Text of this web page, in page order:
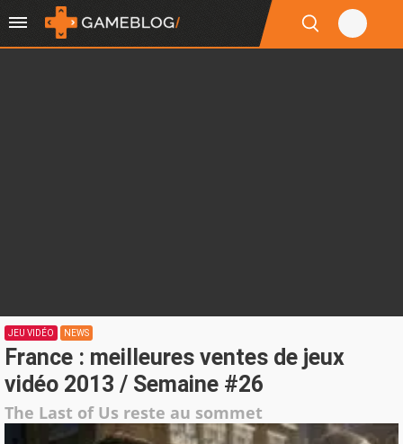
JEU VIDÉO NEWS
France : meilleures ventes de jeux
vidéo 2013 / Semaine #26
The Last of Us reste au sommet